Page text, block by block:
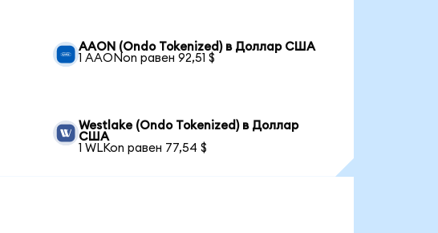
AAON (Ondo Tokenized) в Доллар США
1 AAONon равен 92,51 $
Westlake (Ondo Tokenized) в Доллар
США
1 WLKon равен 77,54 $